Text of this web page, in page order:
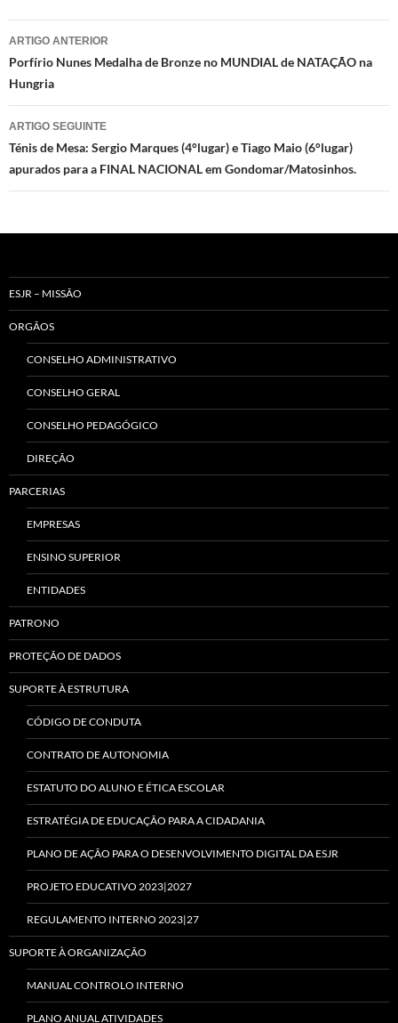
Navegação
de
artigos
ARTIGO ANTERIOR
Porfírio Nunes Medalha de Bronze no MUNDIAL de NATAÇÃO na
Hungria
ARTIGO SEGUINTE
Ténis de Mesa: Sergio Marques (4°lugar) e Tiago Maio (6°lugar)
apurados para a FINAL NACIONAL em Gondomar/Matosinhos.
ESJR – MISSÃO
ORGÃOS
CONSELHO ADMINISTRATIVO
CONSELHO GERAL
CONSELHO PEDAGÓGICO
DIREÇÃO
PARCERIAS
EMPRESAS
ENSINO SUPERIOR
ENTIDADES
PATRONO
PROTEÇÃO DE DADOS
SUPORTE À ESTRUTURA
CÓDIGO DE CONDUTA
CONTRATO DE AUTONOMIA
ESTATUTO DO ALUNO E ÉTICA ESCOLAR
ESTRATÉGIA DE EDUCAÇÃO PARA A CIDADANIA
PLANO DE AÇÃO PARA O DESENVOLVIMENTO DIGITAL DA ESJR
PROJETO EDUCATIVO 2023|2027
REGULAMENTO INTERNO 2023|27
SUPORTE À ORGANIZAÇÃO
MANUAL CONTROLO INTERNO
PLANO ANUAL ATIVIDADES